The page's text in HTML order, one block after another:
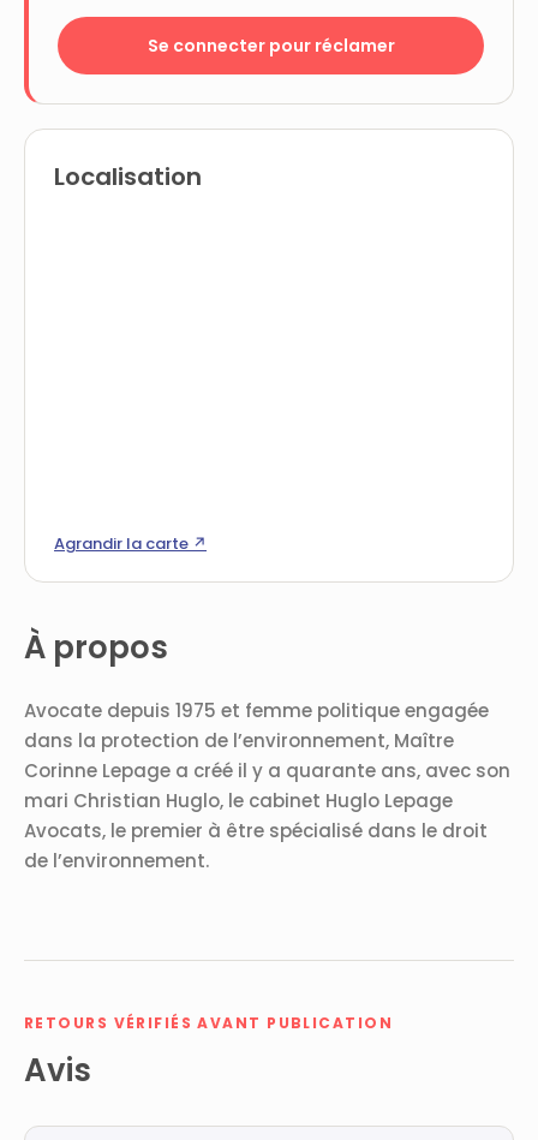
À propos
Avocate depuis 1975 et femme politique engagée
dans la protection de l’environnement, Maître
Corinne Lepage a créé il y a quarante ans, avec son
mari Christian Huglo, le cabinet Huglo Lepage
Avocats, le premier à être spécialisé dans le droit
de l’environnement.
RETOURS VÉRIFIÉS AVANT PUBLICATION
Avis
Se connecter pour réclamer
Localisation
Agrandir la carte ↗